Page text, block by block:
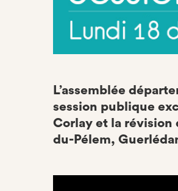
L’assemblée
session publique
Corlay et la révision
du-Pélem,